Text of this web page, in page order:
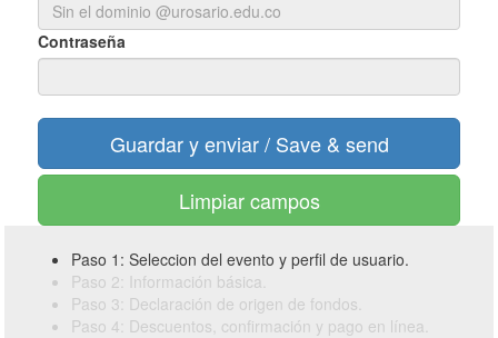
Contraseña
Limpiar campos
Paso 1: Seleccion del evento y perfil de usuario.
Paso 2: Información básica.
Paso 3: Declaración de origen de fondos.
Paso 4: Descuentos, confirmación y pago en línea.